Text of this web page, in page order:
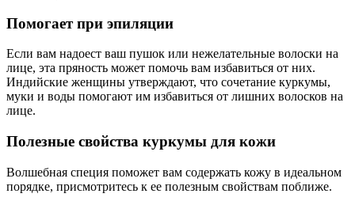
Помогает при эпиляции
Если вам надоест ваш пушок или нежелательные волоски на
лице, эта пряность может помочь вам избавиться от них.
Индийские женщины утверждают, что сочетание куркумы,
муки и воды помогают им избавиться от лишних волосков на
лице.
Полезные свойства куркумы для кожи
Волшебная специя поможет вам содержать кожу в идеальном
порядке, присмотритесь к ее полезным свойствам поближе.